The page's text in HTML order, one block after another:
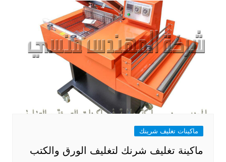
ماكينات تغليف شرينك
ماكينة تغليف شرنك لتغليف الورق والكتب